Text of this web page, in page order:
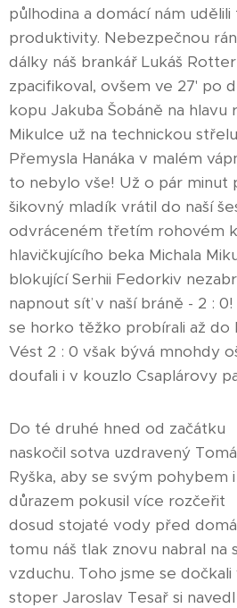
půlhodina a domácí nám
produktivity. Nebezpečnou
dálky náš brankář Lukáš
zpacifikoval, ovšem ve 27' po
kopu Jakuba Šobáně na hlavu
Mikulce už na technickou
Přemysla Hanáka v malém
to nebylo vše! Už o pár minut
šikovný mladík vrátil do naší
odvráceném třetím rohovém
hlavičkujícího beka Michala
blokující Serhii Fedorkiv
napnout síť v naší bráně - 2 :
se horko těžko probírali až do
Vést 2 : 0 však bývá mnohdy
doufali i v kouzlo Csaplárovy
Do té druhé hned od začátku
naskočil sotva uzdravený
Ryška, aby se svým pohybem i
důrazem pokusil více rozčeřit
dosud stojaté vody před
tomu náš tlak znovu nabral na
vzduchu. Toho jsme se dočkali
stoper Jaroslav Tesař si